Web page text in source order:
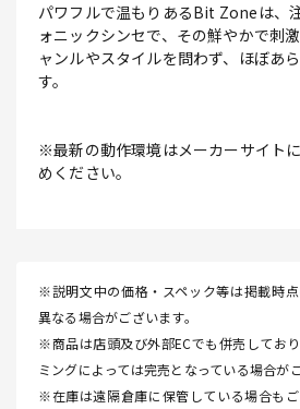
パワフルで温もりあるBit Zoneは、
ォニックシンセで、その鮮やかで刺
ャンルやスタイルを問わず、ほぼあ
す。
※最新の動作環境はメーカーサイト
めください。
※説明文中の価格・スペック等は掲載時
異なる場合がございます。
※商品は店頭及び外部ECでも併売してお
ミングによっては完売となっている場合が
※在庫は遠隔倉庫に保管している場合も